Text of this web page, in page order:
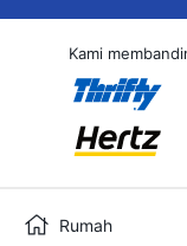
Kami
Rumah